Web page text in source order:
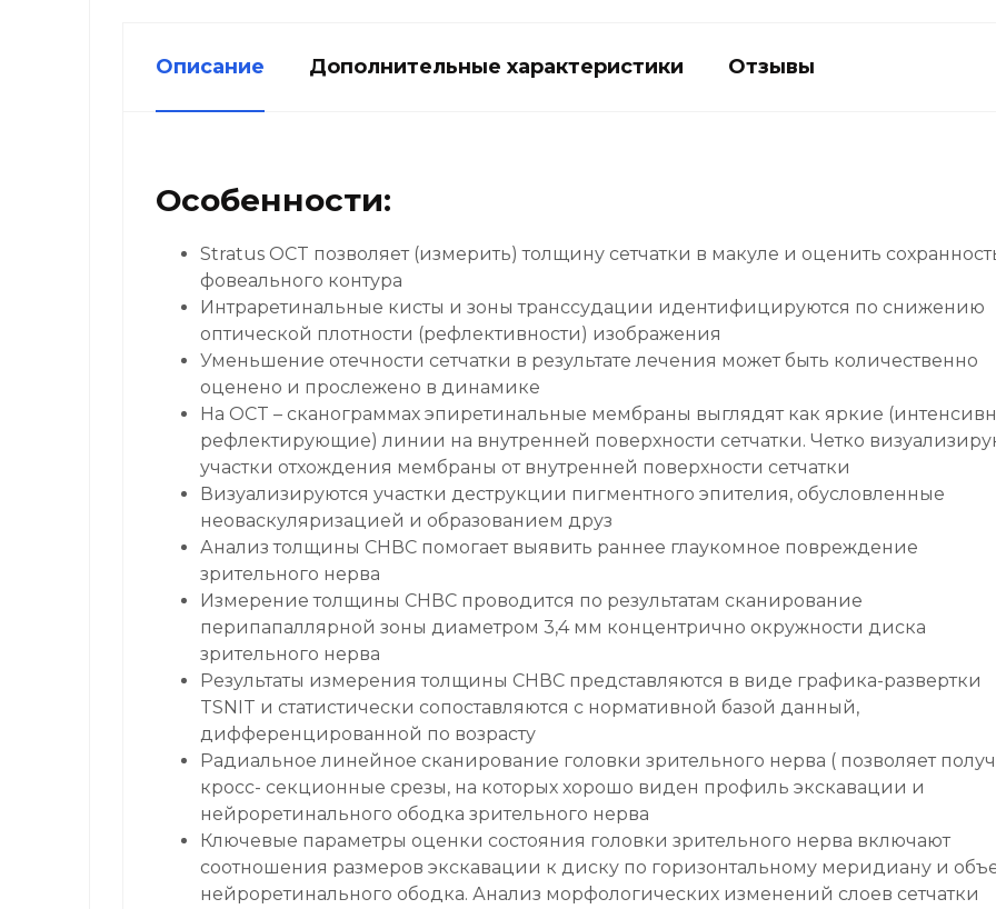
Описание Дополнительные характеристики Отзывы
Особенности:
Stratus OCT позволяет (измерить) толщину сетчатки в макуле и оценить
фовеального контура
Интраретинальные кисты и зоны транссудации идентифицируются по снижению
оптической плотности (рефлективности) изображения
Уменьшение отечности сетчатки в результате лечения может быть количественно
оценено и прослежено в динамике
На OCT – сканограммах эпиретинальные мембраны выглядят как яркие
рефлектирующие) линии на внутренней поверхности сетчатки. Четко
участки отхождения мембраны от внутренней поверхности сетчатки
Визуализируются участки деструкции пигментного эпителия, обусловленные
неоваскуляризацией и образованием друз
Анализ толщины СНВС помогает выявить раннее глаукомное повреждение
зрительного нерва
Измерение толщины СНВС проводится по результатам сканирование
перипапаллярной зоны диаметром 3,4 мм концентрично окружности диска
зрительного нерва
Результаты измерения толщины СНВС представляются в виде графика-развертки
TSNIT и статистически сопоставляются с нормативной базой данный,
дифференцированной по возрасту
Радиальное линейное сканирование головки зрительного нерва ( позволяет
кросс- секционные срезы, на которых хорошо виден профиль экскавации и
нейроретинального ободка зрительного нерва
Ключевые параметры оценки состояния головки зрительного нерва включают
соотношения размеров экскавации к диску по горизонтальному меридиану и
нейроретинального ободка. Анализ морфологических изменений слоев сетчатки